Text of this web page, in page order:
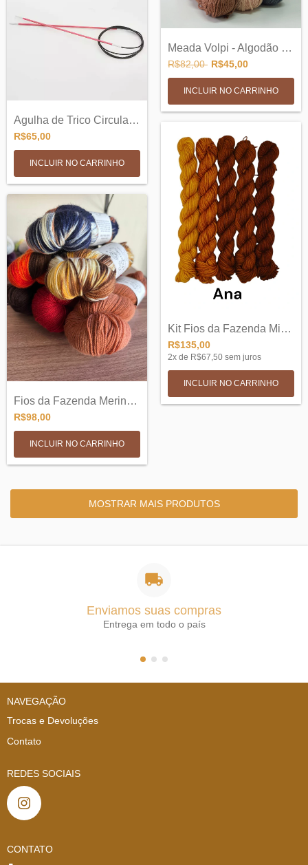
Agulha de Trico Circular Fixa 80cm - Zin...
R$65,00
INCLUIR NO CARRINHO
Meada Volpi - Algodão Pima - 50g
R$82,00 R$45,00
INCLUIR NO CARRINHO
Fios da Fazenda Merino Sock SW 3ply - 10...
R$98,00
INCLUIR NO CARRINHO
Kit Fios da Fazenda Mini meadas Sock SW...
R$135,00
2x de R$67,50 sem juros
INCLUIR NO CARRINHO
MOSTRAR MAIS PRODUTOS
Enviamos suas compras
Entrega em todo o país
NAVEGAÇÃO
Trocas e Devoluções
Contato
REDES SOCIAIS
CONTATO